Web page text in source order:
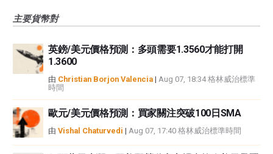
主要貨幣對
英鎊/美元價格預測：多頭需要1.3560才能打開
1.3600
由 Christian Borjon Valencia | Aug 07, 18:34 格林威治標準
時間
歐元/美元價格預測：買家關注突破100日SMA
由 Vishal Chaturvedi | Aug 07, 17:40 格林威治標準時間